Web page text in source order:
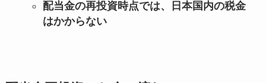
配当金の再投資時点では、日本国内の税金
はかからない